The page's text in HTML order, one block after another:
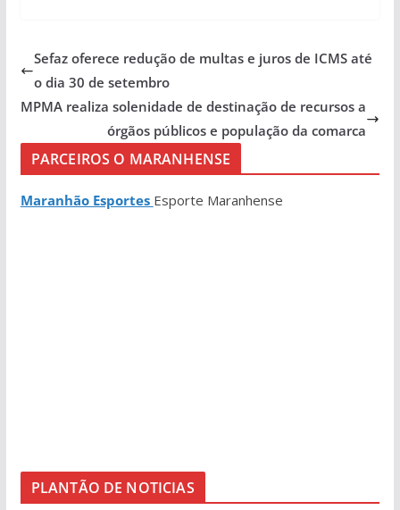
Sefaz oferece redução de multas e juros de ICMS até
o dia 30 de setembro
MPMA realiza solenidade de destinação de recursos a
órgãos públicos e população da comarca
PARCEIROS O MARANHENSE
Maranhão Esportes Esporte Maranhense
PLANTÃO DE NOTICIAS